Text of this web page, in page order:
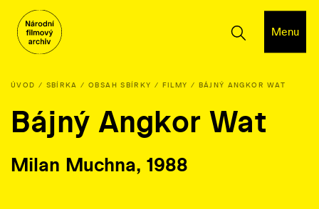
Menu
ÚVOD SBÍRKA OBSAH SBÍRKY FILMY BÁJNÝ ANGKOR WAT
Bájný Angkor Wat
Milan Muchna, 1988